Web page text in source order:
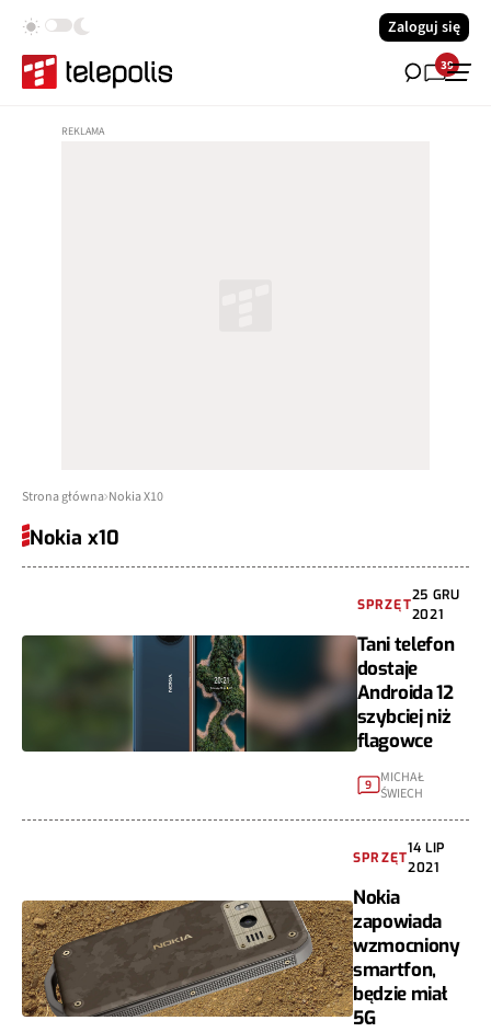
Zaloguj się
39
Strona główna Nokia X10
Nokia x10
SPRZĘT
25 GRU
2021
Tani telefon
dostaje
Androida 12
szybciej niż
flagowce
9
MICHAŁ
ŚWIECH
SPRZĘT
14 LIP
2021
Nokia
zapowiada
wzmocniony
smartfon,
będzie miał
5G